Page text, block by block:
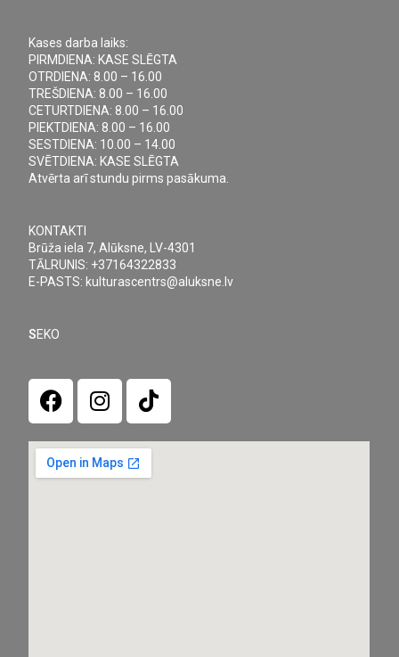
Kases darba laiks:
PIRMDIENA: KASE SLĒGTA
OTRDIENA: 8.00 – 16.00
TREŠDIENA: 8.00 – 16.00
CETURTDIENA: 8.00 – 16.00
PIEKTDIENA: 8.00 – 16.00
SESTDIENA: 10.00 – 14.00
SVĒTDIENA: KASE SLĒGTA
Atvērta arī stundu pirms pasākuma.
KONTAKTI
Brūža iela 7, Alūksne, LV-4301
TĀLRUNIS: +37164322833
E-PASTS: kulturascentrs@aluksne.lv
SEKO